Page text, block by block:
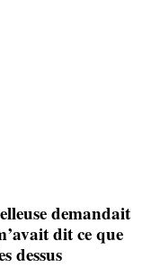
demandait
dit ce que
dessus